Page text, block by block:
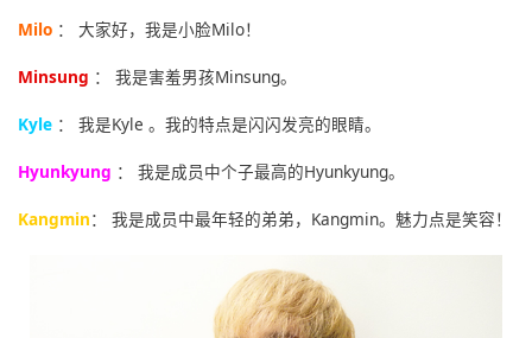
Milo ： 大家好，我是小脸Milo！
Minsung ： 我是害羞男孩Minsung。
Kyle ： 我是Kyle 。我的特点是闪闪发亮的眼睛。
Hyunkyung ： 我是成员中个子最高的Hyunkyung。
Kangmin： 我是成员中最年轻的弟弟，Kangmin。魅力点是笑容！